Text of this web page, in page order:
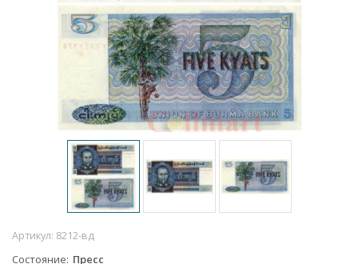
Артикул: 8212-вд
Состояние Пресс